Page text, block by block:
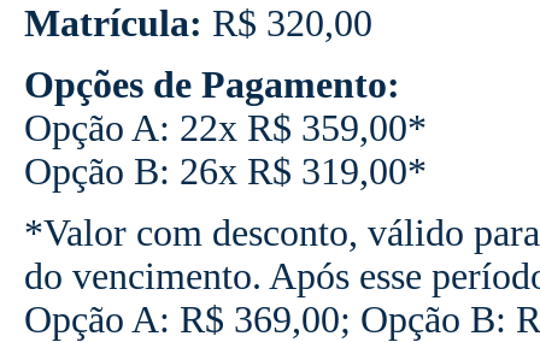
Matrícula: R$ 320,00
Opções de Pagamento:
Opção A: 22x R$ 359,00*
Opção B: 26x R$ 319,00*
*Valor com desconto, válido
do vencimento. Após esse
Opção A: R$ 369,00; Opção B: